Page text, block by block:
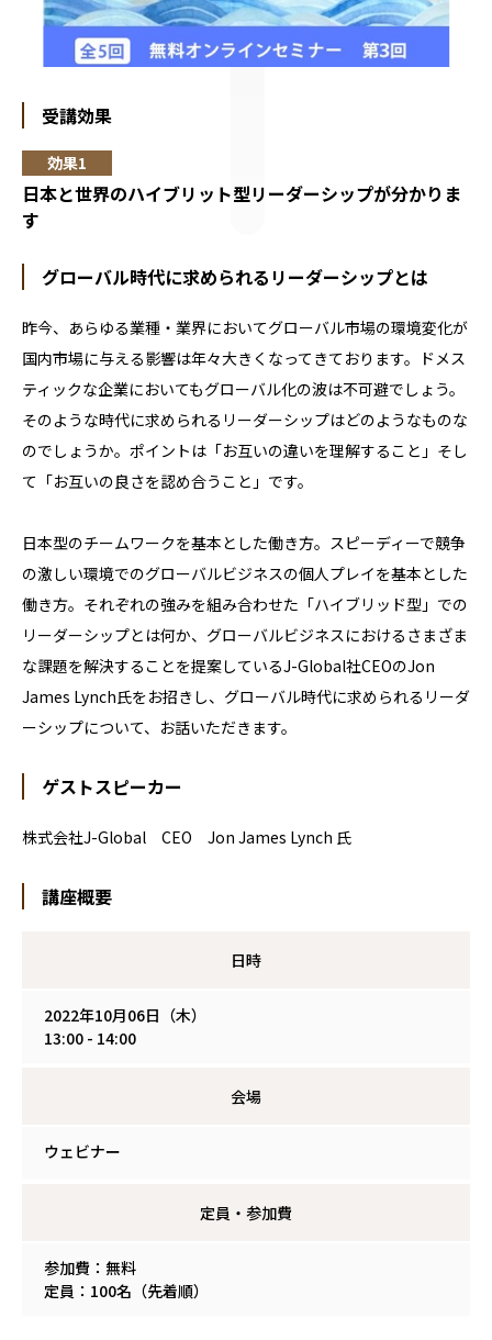
受講効果
日本と世界のハイブリット型リーダーシップが分かりま
す
グローバル時代に求められるリーダーシップとは
昨今、あらゆる業種・業界においてグローバル市場の環境変化が
国内市場に与える影響は年々大きくなってきております。ドメス
ティックな企業においてもグローバル化の波は不可避でしょう。
そのような時代に求められるリーダーシップはどのようなものな
のでしょうか。ポイントは「お互いの違いを理解すること」そし
て「お互いの良さを認め合うこと」です。
日本型のチームワークを基本とした働き方。スピーディーで競争
の激しい環境でのグローバルビジネスの個人プレイを基本とした
働き方。それぞれの強みを組み合わせた「ハイブリッド型」での
リーダーシップとは何か、グローバルビジネスにおけるさまざま
な課題を解決することを提案しているJ-Global社CEOのJon
James Lynch氏をお招きし、グローバル時代に求められるリーダ
ーシップについて、お話いただきます。
ゲストスピーカー
株式会社J-Global CEO Jon James Lynch 氏
講座概要
日時
2022年10月06日（木）
13:00 - 14:00
会場
ウェビナー
定員・参加費
参加費：無料
定員：100名（先着順）